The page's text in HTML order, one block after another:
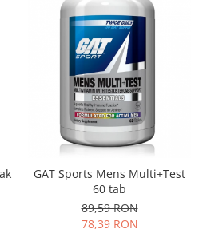
GAT Sports Mens Multi+Test
60 tab
89,59 RON
78,39 RON